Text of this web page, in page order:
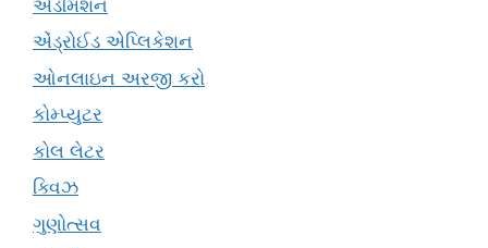
એડમિશન
એંડ્રોઈડ એપ્લિકેશન
ઓનલાઇન અરજી કરો
કોમ્પ્યુટર
કોલ લેટર
ક્વિઝ
ગુણોત્સવ